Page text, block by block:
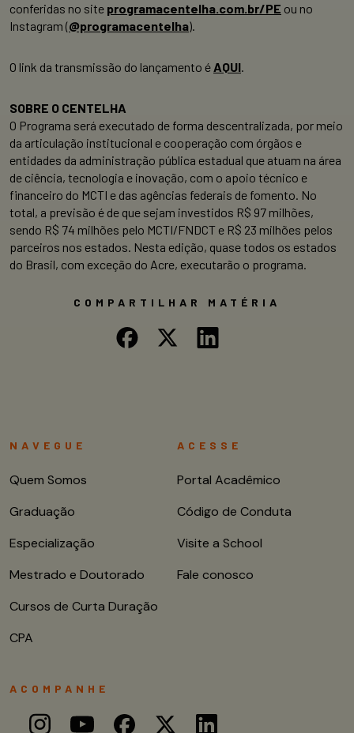
conferidas no site programacentelha.com.br/PE ou no
Instagram (@programacentelha).
O link da transmissão do lançamento é AQUI.
SOBRE O CENTELHA
O Programa será executado de forma descentralizada, por meio
da articulação institucional e cooperação com órgãos e
entidades da administração pública estadual que atuam na área
de ciência, tecnologia e inovação, com o apoio técnico e
financeiro do MCTI e das agências federais de fomento. No
total, a previsão é de que sejam investidos R$ 97 milhões,
sendo R$ 74 milhões pelo MCTI/FNDCT e R$ 23 milhões pelos
parceiros nos estados. Nesta edição, quase todos os estados
do Brasil, com exceção do Acre, executarão o programa.
COMPARTILHAR MATÉRIA
NAVEGUE
Quem Somos
Graduação
Especialização
Mestrado e Doutorado
Cursos de Curta Duração
CPA
ACESSE
Portal Acadêmico
Código de Conduta
Visite a School
Fale conosco
ACOMPANHE